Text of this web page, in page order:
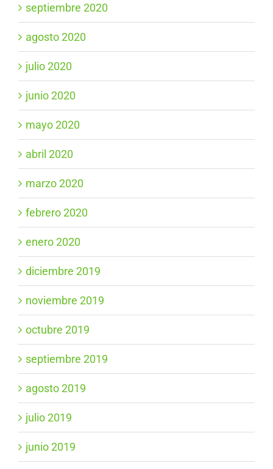
septiembre 2020
agosto 2020
julio 2020
junio 2020
mayo 2020
abril 2020
marzo 2020
febrero 2020
enero 2020
diciembre 2019
noviembre 2019
octubre 2019
septiembre 2019
agosto 2019
julio 2019
junio 2019